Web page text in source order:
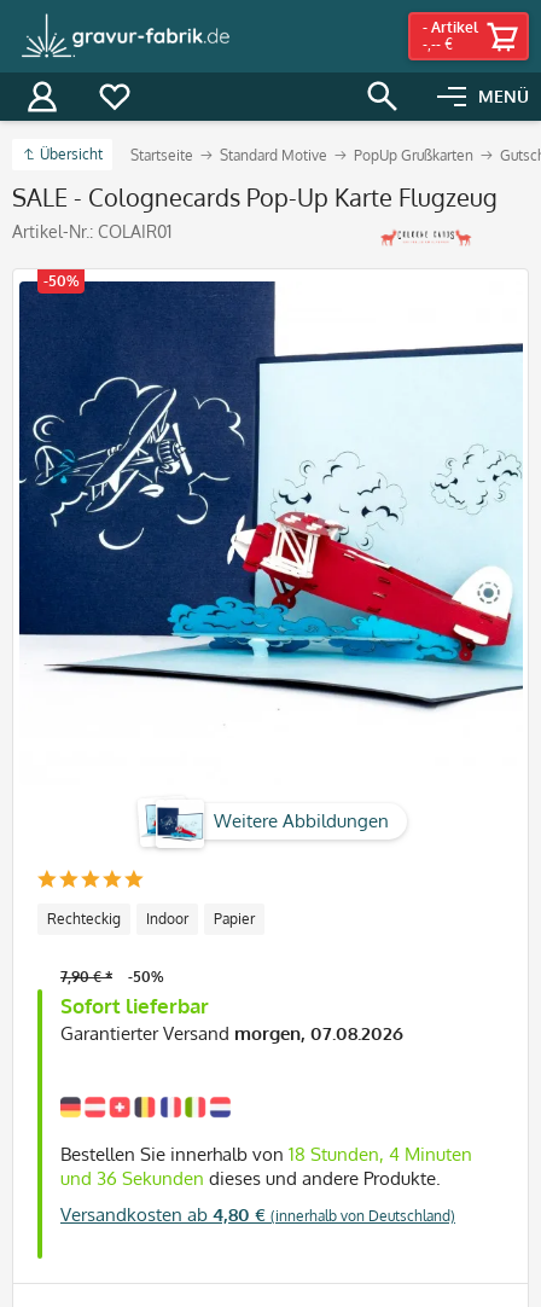
MENÜ
- Artikel
-,-- €
Übersicht Startseite Standard Motive PopUp Grußkarten
SALE - Colognecards Pop-Up Karte Flugzeug
Artikel-Nr.: COLAIR01
Weitere Abbildungen
-50%
Rechteckig Indoor Papier
Sofort lieferbar
Garantierter Versand morgen, 07.08.2026
Bestellen Sie innerhalb von 18 Stunden, 4 Minuten
und 35 Sekunden dieses und andere Produkte.
Versandkosten ab 4,80 € (innerhalb von Deutschland)
7,90 € * -50%